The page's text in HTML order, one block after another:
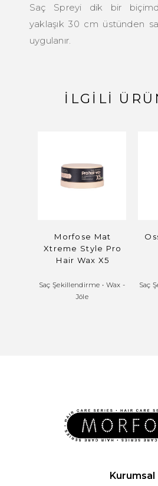
Saç Spreyi dik bir
yaklaşık 30 cm üstünden
uygulanır.
İLGILI
Morfose Mat
Xtreme Style Pro
Hair Wax X5
Saç Şekillendirme • Wax -
Jöle
Saç
Kurumsal